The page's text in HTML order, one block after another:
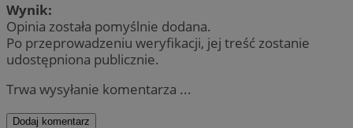
Wynik:
Opinia została pomyślnie dodana.
Po przeprowadzeniu weryfikacji, jej treść zostanie
udostępniona publicznie.
Trwa wysyłanie komentarza ...
Dodaj komentarz